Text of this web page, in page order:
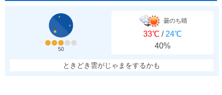
50
曇のち晴
33℃ / 24℃
40%
ときどき雲がじゃまをするかも